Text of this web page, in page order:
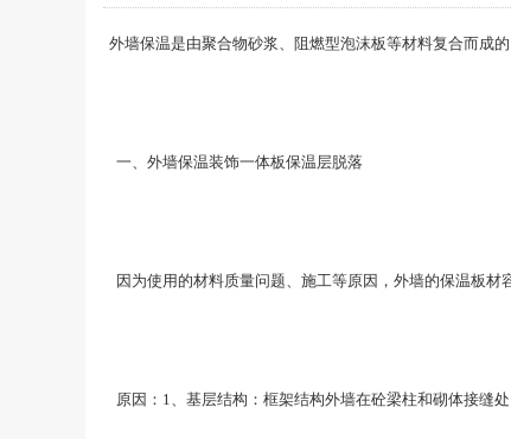
外墙保温是由聚合物砂浆、阻燃型泡沫板等材料复合而成
一、外墙保温装饰一体板保温层脱落
因为使用的材料质量问题、施工等原因，外墙的保温板材
原因：1、基层结构：框架结构外墙在砼梁柱和砌体接缝